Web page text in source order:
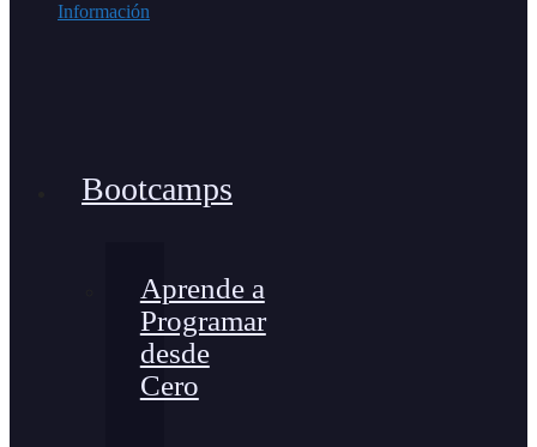
Información
Bootcamps
Aprende a
Programar
desde
Cero